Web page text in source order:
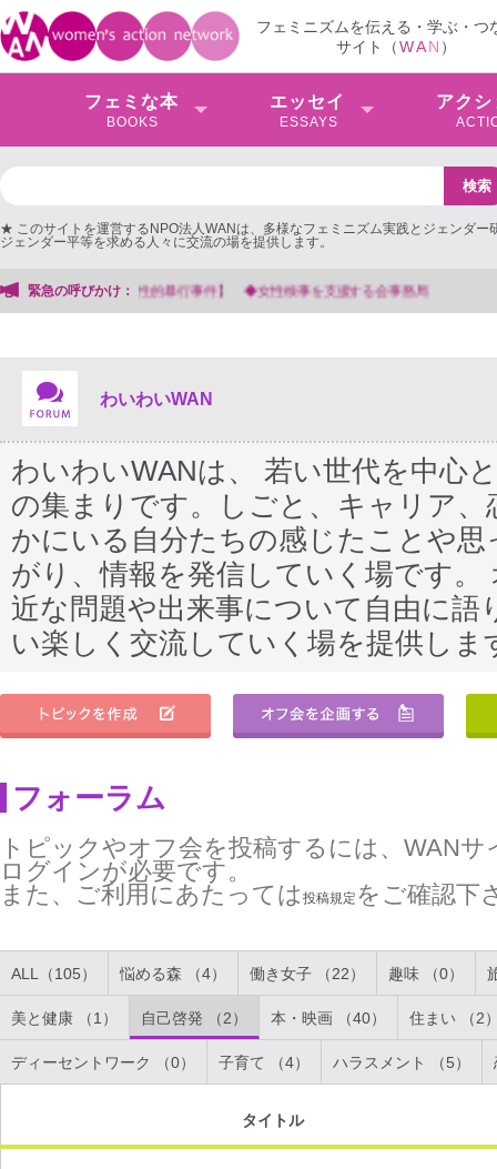
フェミニズムを伝える・学ぶ・つ
サイト（WAN ）
フェミな本
BOOKS
エッセイ
ESSAYS
アクシ
★ このサイトを運営するNPO法人WANは、多様なフェミニズム実践とジェンダー
ジェンダー平等を求める人々に交流の場を提供します。
緊急の呼びかけ： 【抗議文】2026年3月13日第6次男女共同参画基本計画の
わいわいWAN
わいわいWANは、 若い世代を中心
の集まりです。しごと、キャリア
かにいる自分たちの感じたことや
がり、情報を発信していく場です
近な問題や出来事について自由に
い楽しく交流していく場を提供しま
フォーラム
トピックやオフ会を投稿するには、WAN
ログインが必要です。
また、ご利用にあたっては 投稿規定 をご確認下
ALL（105） 悩める森 （4） 働き女子 （22） 趣味 （0）
美と健康 （1） 自己啓発 （2） 本・映画 （40） 住まい （2
ディーセントワーク （0） 子育て （4） ハラスメント （5）
タイトル